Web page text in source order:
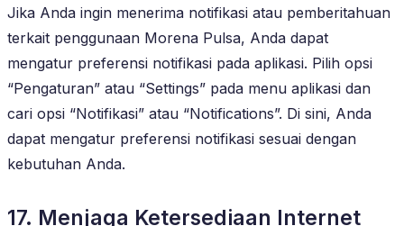
Jika Anda ingin menerima notifikasi atau pemberitahuan
terkait penggunaan Morena Pulsa, Anda dapat
mengatur preferensi notifikasi pada aplikasi. Pilih opsi
“Pengaturan” atau “Settings” pada menu aplikasi dan
cari opsi “Notifikasi” atau “Notifications”. Di sini, Anda
dapat mengatur preferensi notifikasi sesuai dengan
kebutuhan Anda.
17. Menjaga Ketersediaan Internet